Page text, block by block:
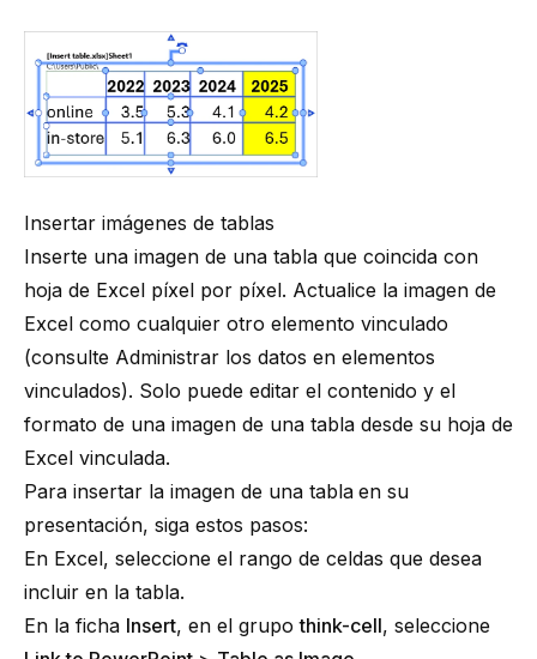
Insertar imágenes de tablas
Inserte una imagen de una tabla que coincida con
hoja de Excel píxel por píxel. Actualice la imagen de
Excel como cualquier otro elemento vinculado
(consulte Administrar los datos en elementos
vinculados). Solo puede editar el contenido y el
formato de una imagen de una tabla desde su hoja de
Excel vinculada.
Para insertar la imagen de una tabla en su
presentación, siga estos pasos:
En Excel, seleccione el rango de celdas que desea
incluir en la tabla.
En la ficha Insert, en el grupothink-cell, seleccione